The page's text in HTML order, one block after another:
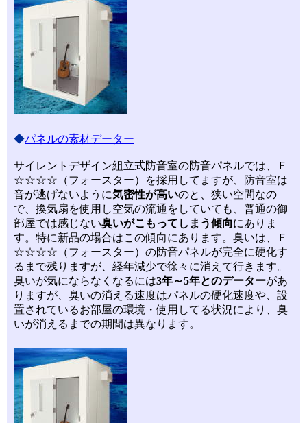
◆パネルの素材データー
サイレントデザイン組立式防音室の防音パネルでは、Ｆ
☆☆☆☆（フォースター）を採用してますが、防音室は
音が逃げないように気密性が高いのと、狭い空間なの
で、換気扇を使用し空気の流通をしていても、普通の御
部屋では感じない臭いがこもってしまう傾向にありま
す。特に新品の場合はこの傾向にあります。臭いは、Ｆ
☆☆☆☆（フォースター）の防音パネルが完全に硬化す
るまで残りますが、経年減少で徐々に消えて行きます。
臭いが気にならなくなるには3年～5年とのデーターがあ
りますが、臭いの消える速度はパネルの硬化速度や、設
置されているお部屋の環境・使用してる状況により、臭
いが消えるまでの期間は異なります。